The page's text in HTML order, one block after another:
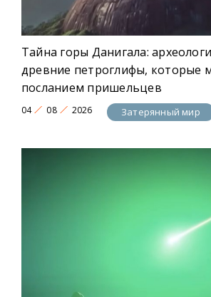
Тайна горы Данигала:
древние петроглифы, которые
посланием пришельцев
04 08 2026 Затерянный мир